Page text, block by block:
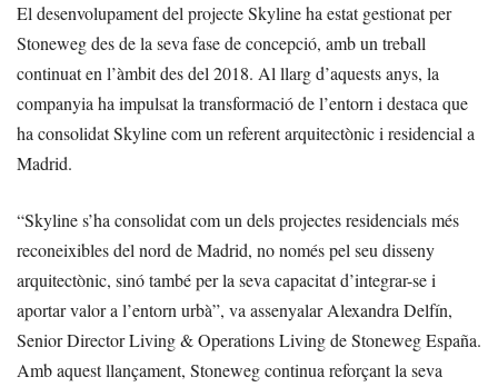
El desenvolupament del projecte Skyline ha estat gestionat per
Stoneweg des de la seva fase de concepció, amb un treball
continuat en l’àmbit des del 2018. Al llarg d’aquests anys, la
companyia ha impulsat la transformació de l’entorn i destaca que
ha consolidat Skyline com un referent arquitectònic i residencial a
Madrid.
“Skyline s’ha consolidat com un dels projectes residencials més
reconeixibles del nord de Madrid, no només pel seu disseny
arquitectònic, sinó també per la seva capacitat d’integrar-se i
aportar valor a l’entorn urbà”, va assenyalar Alexandra Delfín,
Senior Director Living & Operations Living de Stoneweg España.
Amb aquest llançament, Stoneweg continua reforçant la seva